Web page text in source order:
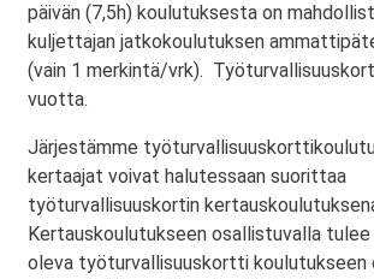
päivän (7,5h) koulutuksesta on
kuljettajan jatkokoulutuksen
(vain 1 merkintä/vrk).
vuotta.
Järjestämme
kertaajat voivat halutessaan suorittaa
työturvallisuuskortin
Kertauskoulutukseen osallistuvalla tulee
oleva työturvallisuuskortti koulutukseen